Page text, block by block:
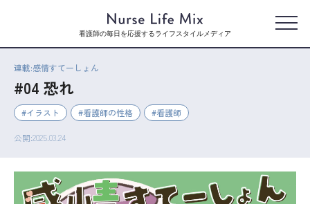
看護師の毎日を応援するライフスタイルメディア
連載:感情すてーしょん
#04 恐れ
イラスト 看護師の性格 看護師
公開:2025.03.24